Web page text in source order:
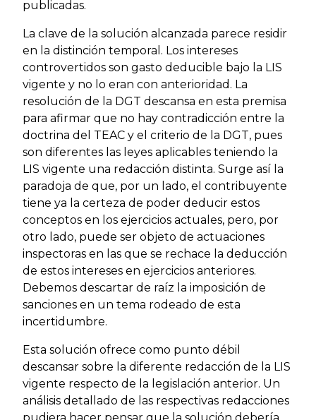
publicadas.
La clave de la solución alcanzada parece residir
en la distinción temporal. Los intereses
controvertidos son gasto deducible bajo la LIS
vigente y no lo eran con anterioridad. La
resolución de la DGT descansa en esta premisa
para afirmar que no hay contradicción entre la
doctrina del TEAC y el criterio de la DGT, pues
son diferentes las leyes aplicables teniendo la
LIS vigente una redacción distinta. Surge así la
paradoja de que, por un lado, el contribuyente
tiene ya la certeza de poder deducir estos
conceptos en los ejercicios actuales, pero, por
otro lado, puede ser objeto de actuaciones
inspectoras en las que se rechace la deducción
de estos intereses en ejercicios anteriores.
Debemos descartar de raíz la imposición de
sanciones en un tema rodeado de esta
incertidumbre.
Esta solución ofrece como punto débil
descansar sobre la diferente redacción de la LIS
vigente respecto de la legislación anterior. Un
análisis detallado de las respectivas redacciones